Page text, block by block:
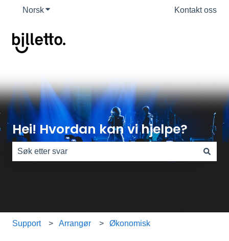
NorskVis undermeny for oversettelser Kontakt oss
Hei! Hvordan kan vi hjelpe?
Support Arrangør Økonomisk